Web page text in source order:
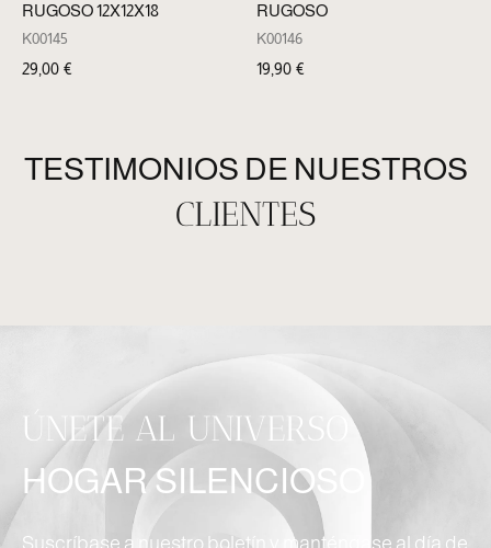
RUGOSO 12X12X18
K00145
29,00 €
RUGOSO
K00146
19,90 €
TESTIMONIOS DE NUESTROS
CLIENTES
ÚNETE AL UNIVERSO
HOGAR SILENCIOSO
Suscríbase a nuestro boletín y manténgase al día de